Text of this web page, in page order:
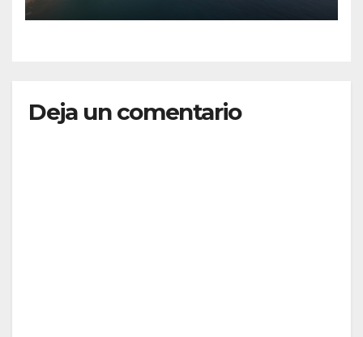
Deja un comentario